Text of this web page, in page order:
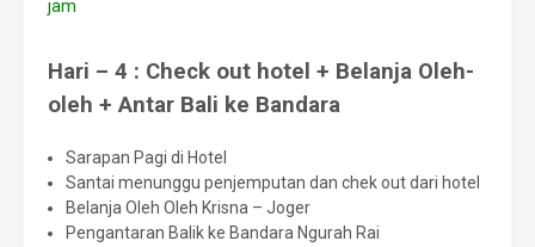
jam
Hari – 4 : Check out hotel + Belanja Oleh-
oleh + Antar Bali ke Bandara
Sarapan Pagi di Hotel
Santai menunggu penjemputan dan chek out dari hotel
Belanja Oleh Oleh Krisna – Joger
Pengantaran Balik ke Bandara Ngurah Rai